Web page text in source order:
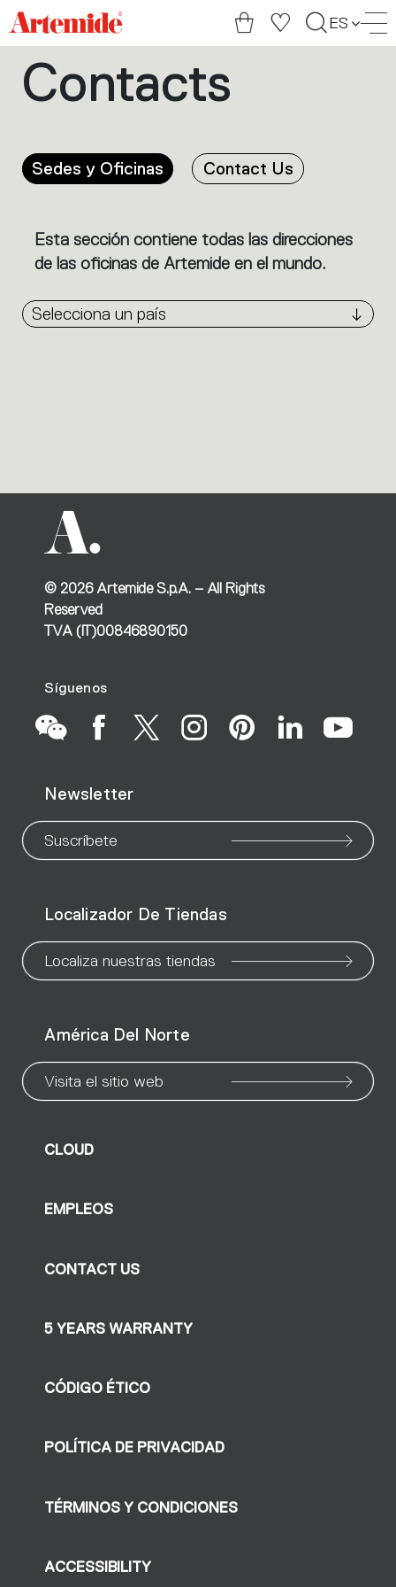
Artemide
home
page
ES
Contacts
Sedes y Oficinas Contact Us
Esta sección contiene todas las direcciones
de las oficinas de Artemide en el mundo.
Selecciona un país
© 2026Artemide S.p.A. – All Rights
Reserved
TVA (IT)00846890150
Síguenos
to
our
page
to
our
page
to
our
page
to
our
page
to
our
page
to
our
page
to
Newsletter
Suscríbete
Localizador De Tiendas
Localiza nuestras tiendas
América Del Norte
Visita el sitio web
CLOUD
EMPLEOS
CONTACT US
5 YEARS WARRANTY
CÓDIGO ÉTICO
POLÍTICA DE PRIVACIDAD
TÉRMINOS Y CONDICIONES
ACCESSIBILITY